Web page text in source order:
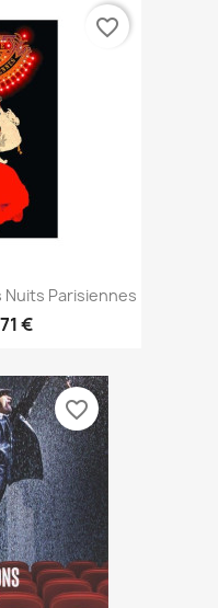
Nuits Parisiennes
€
favorite_border
favorite_border